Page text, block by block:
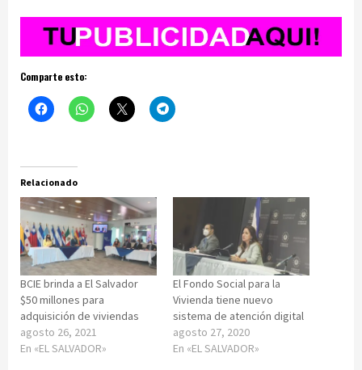
Comparte esto:
Relacionado
BCIE brinda a El Salvador
$50 millones para
adquisición de viviendas
agosto 26, 2021
En «EL SALVADOR»
El Fondo Social para la
Vivienda tiene nuevo
sistema de atención digital
agosto 27, 2020
En «EL SALVADOR»